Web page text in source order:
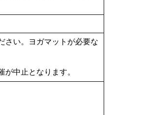
さい。ヨガマットが必要な
が中止となります。